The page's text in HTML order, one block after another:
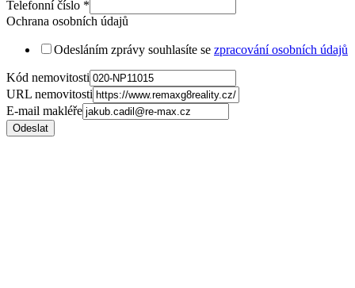
Telefonní číslo *
Ochrana osobních údajů
Odesláním zprávy souhlasíte se zpracování osobních údajů
Kód nemovitosti
URL nemovitosti
E-mail makléře
Odeslat